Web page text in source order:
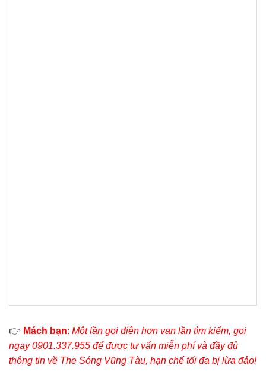
👉 Mách bạn: Một lần gọi điện hơn vạn lần tìm kiếm, gọi
ngay 0901.337.955 để được tư vấn miễn phí và đầy đủ
thông tin về The Sóng Vũng Tàu, hạn chế tối đa bị lừa đảo!